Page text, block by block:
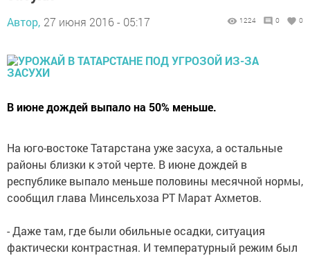
Автор, 27 июня 2016 - 05:17 1224 0 0
В июне дождей выпало на 50% меньше.
На юго-востоке Татарстана уже засуха, а остальные
районы близки к этой черте. В июне дождей в
республике выпало меньше половины месячной нормы,
сообщил глава Минсельхоза РТ Марат Ахметов.
- Даже там, где были обильные осадки, ситуация
фактически контрастная. И температурный режим был